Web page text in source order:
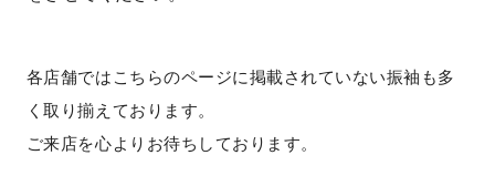
各店舗ではこちらのページに掲載されていない振袖も多
く取り揃えております。
ご来店を心よりお待ちしております。